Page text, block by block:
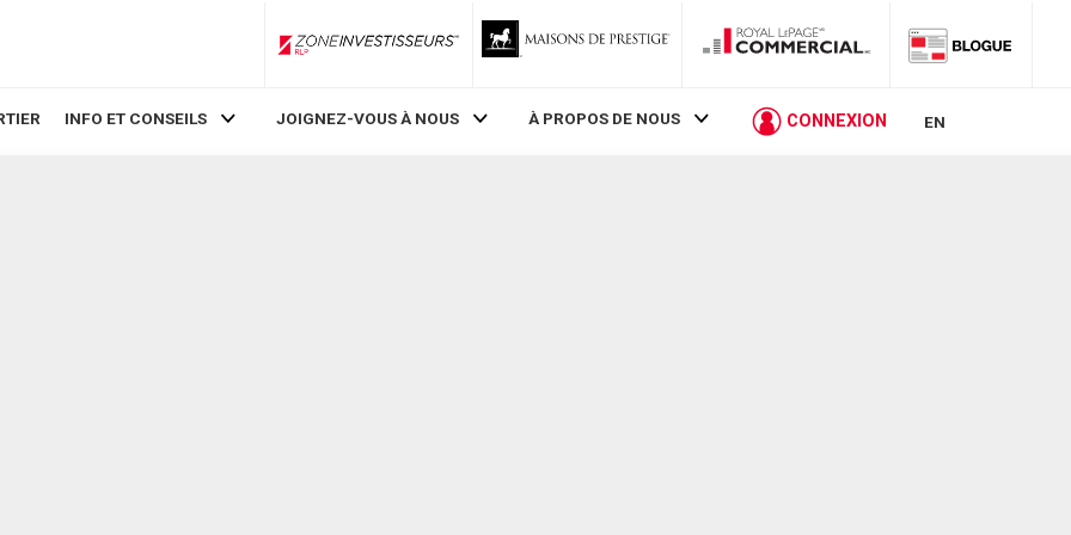
ZoneInvestisseurs RLP
INFO ET CONSEILS JOIGNEZ-VOUS À NOUS À PROPOS DE NOUS CONNEXION EN